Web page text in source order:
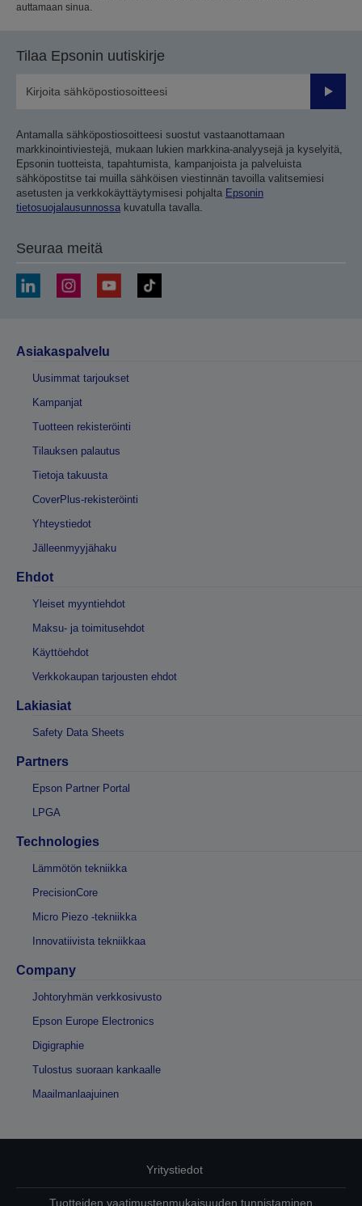
auttamaan sinua.
Tilaa Epsonin uutiskirje
Lähetä
Antamalla sähköpostiosoitteesi suostut vastaanottamaan
markkinointiviestejä, mukaan lukien markkina-analyysejä ja kyselyitä,
Epsonin tuotteista, tapahtumista, kampanjoista ja palveluista
sähköpostitse tai muilla sähköisen viestinnän tavoilla valitsemiesi
asetusten ja verkkokäyttäytymisesi pohjalta Epsonin
tietosuojalausunnossa kuvatulla tavalla.
Seuraa meitä
Asiakaspalvelu
Uusimmat tarjoukset
Kampanjat
Tuotteen rekisteröinti
Tilauksen palautus
Tietoja takuusta
CoverPlus-rekisteröinti
Yhteystiedot
Jälleenmyyjähaku
Ehdot
Yleiset myyntiehdot
Maksu- ja toimitusehdot
Käyttöehdot
Verkkokaupan tarjousten ehdot
Lakiasiat
Safety Data Sheets
Partners
Epson Partner Portal
LPGA
Technologies
Lämmötön tekniikka
PrecisionCore
Micro Piezo -tekniikka
Innovatiivista tekniikkaa
Company
Johtoryhmän verkkosivusto
Epson Europe Electronics
Digigraphie
Tulostus suoraan kankaalle
Maailmanlaajuinen
Yritystiedot
Tuotteiden vaatimustenmukaisuuden tunnistaminen